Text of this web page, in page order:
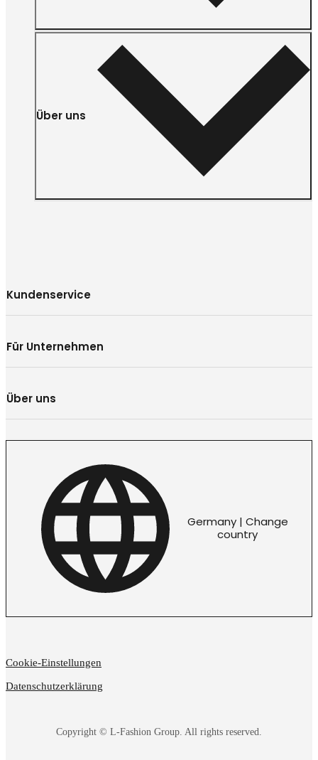
Über uns
Kundenservice
Für Unternehmen
Über uns
Germany | Change
country
Copyright © L-Fashion Group. All rights reserved.
Cookie-Einstellungen
Datenschutzerklärung